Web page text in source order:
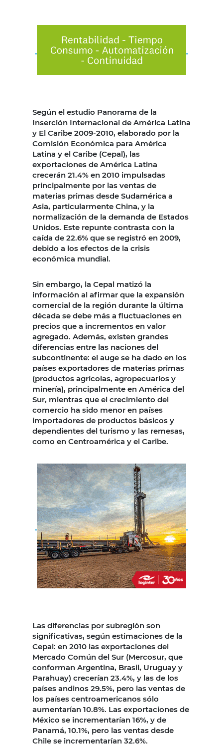
Según el estudio Panorama de la
Inserción Internacional de América Latina
y El Caribe 2009-2010, elaborado por la
Comisión Económica para América
Latina y el Caribe (Cepal), las
exportaciones de América Latina
crecerán 21.4% en 2010 impulsadas
principalmente por las ventas de
materias primas desde Sudamérica a
Asia, particularmente China, y la
normalización de la demanda de Estados
Unidos. Este repunte contrasta con la
caída de 22.6% que se registró en 2009,
debido a los efectos de la crisis
económica mundial.
Sin embargo, la Cepal matizó la
información al afirmar que la expansión
comercial de la región durante la última
década se debe más a fluctuaciones en
precios que a incrementos en valor
agregado. Además, existen grandes
diferencias entre las naciones del
subcontinente: el auge se ha dado en los
países exportadores de materias primas
(productos agrícolas, agropecuarios y
minería), principalmente en América del
Sur, mientras que el crecimiento del
comercio ha sido menor en países
importadores de productos básicos y
dependientes del turismo y las remesas,
como en Centroamérica y el Caribe.
Las diferencias por subregión son
significativas, según estimaciones de la
Cepal: en 2010 las exportaciones del
Mercado Común del Sur (Mercosur, que
conforman Argentina, Brasil, Uruguay y
Parahuay) crecerían 23.4%, y las de los
países andinos 29.5%, pero las ventas de
los países centroamericanos sólo
aumentarían 10.8%. Las exportaciones de
México se incrementarían 16%, y de
Panamá, 10.1%, pero las ventas desde
Chile se incrementarían 32.6%.